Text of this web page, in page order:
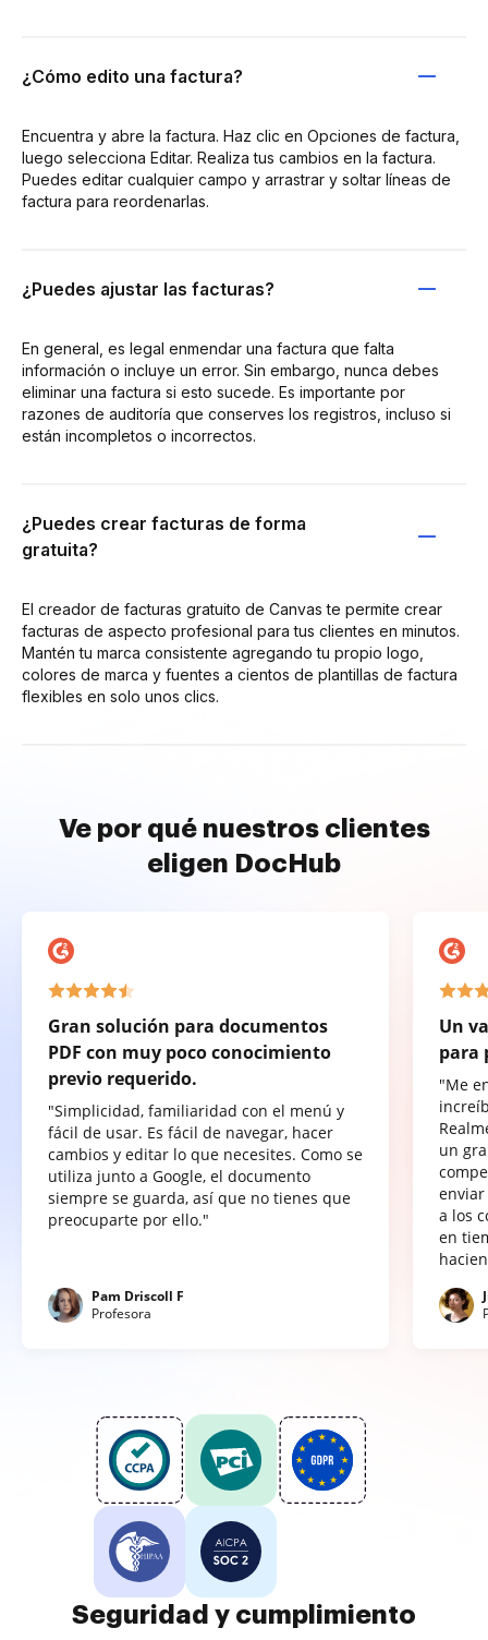
¿Cómo edito una factura?
Encuentra y abre la factura. Haz clic en Opciones de factura,
luego selecciona Editar. Realiza tus cambios en la factura.
Puedes editar cualquier campo y arrastrar y soltar líneas de
factura para reordenarlas.
¿Puedes ajustar las facturas?
En general, es legal enmendar una factura que falta
información o incluye un error. Sin embargo, nunca debes
eliminar una factura si esto sucede. Es importante por
razones de auditoría que conserves los registros, incluso si
están incompletos o incorrectos.
¿Puedes crear facturas de forma
gratuita?
El creador de facturas gratuito de Canvas te permite crear
facturas de aspecto profesional para tus clientes en minutos.
Mantén tu marca consistente agregando tu propio logo,
colores de marca y fuentes a cientos de plantillas de factura
flexibles en solo unos clics.
Ve por qué nuestros clientes
eligen DocHub
Gran solución para documentos
PDF con muy poco conocimiento
previo requerido.
"Simplicidad, familiaridad con el menú y
fácil de usar. Es fácil de navegar, hacer
cambios y editar lo que necesites. Como se
utiliza junto a Google, el documento
siempre se guarda, así que no tienes que
preocuparte por ello."
Pam Driscoll F
Profesora
Un
para
"Me
un
a los
en
Seguridad y cumplimiento